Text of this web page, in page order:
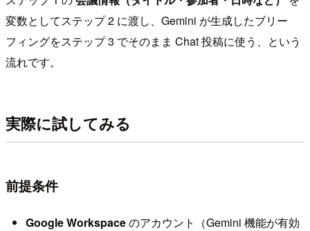
変数としてステップ 2 に渡し、Gemini が生成したブリー
フィングをステップ 3 でそのまま Chat 投稿に使う、という
流れです。
実際に試してみる
前提条件
Google Workspaceのアカウント（Gemini 機能が有効